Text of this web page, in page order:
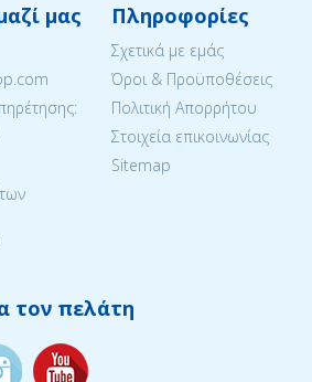
μας Πληροφορίες
Σχετικά με εμάς
Όροι & Προϋποθέσεις
Πολιτική Απορρήτου
Στοιχεία επικοινωνίας
Sitemap
τον πελάτη